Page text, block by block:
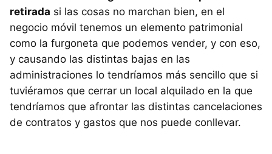
retirada si las cosas no marchan bien, en el
negocio móvil tenemos un elemento patrimonial
como la furgoneta que podemos vender, y con eso,
y causando las distintas bajas en las
administraciones lo tendríamos más sencillo que si
tuviéramos que cerrar un local alquilado en la que
tendríamos que afrontar las distintas cancelaciones
de contratos y gastos que nos puede conllevar.